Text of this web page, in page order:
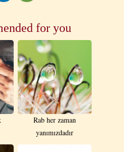
for you
Rab her zaman
yanımızdadır